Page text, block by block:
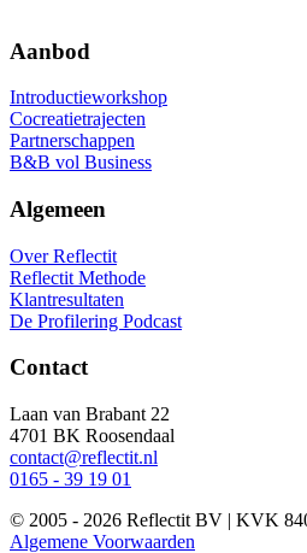
Aanbod
Introductieworkshop
Cocreatietrajecten
Partnerschappen
B&B vol Business
Algemeen
Over Reflectit
Reflectit Methode
Klantresultaten
De Profilering Podcast
Contact
Laan van Brabant 22
4701 BK Roosendaal
contact@reflectit.nl
0165 - 39 19 01
© 2005 - 2026 Reflectit BV | KVK
Algemene Voorwaarden